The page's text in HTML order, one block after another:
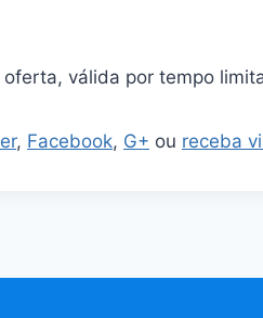
válida por tempo
, Facebook, G+ ou receba